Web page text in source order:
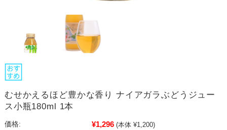
むせかえるほど豊かな香り ナイアガラぶどうジュー
ス小瓶180ml 1本
価格: ¥1,296 (本体 ¥1,200)